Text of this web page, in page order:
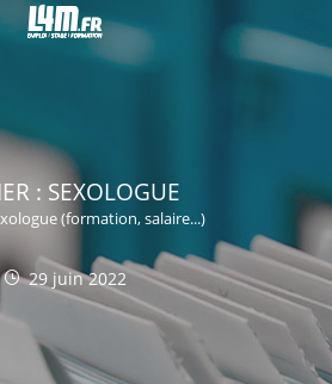
Annuler
: SEXOLOGUE
(formation, salaire...)
29 juin 2022